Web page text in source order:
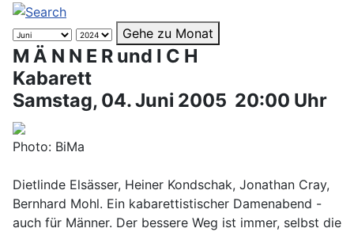
Gehe zu Monat
M Ä N N E R und I C H
Kabarett
Samstag, 04. Juni 2005 20:00 Uhr
Photo: BiMa
Dietlinde Elsässer, Heiner Kondschak, Jonathan Cray,
Bernhard Mohl. Ein kabarettistischer Damenabend -
auch für Männer. Der bessere Weg ist immer, selbst die